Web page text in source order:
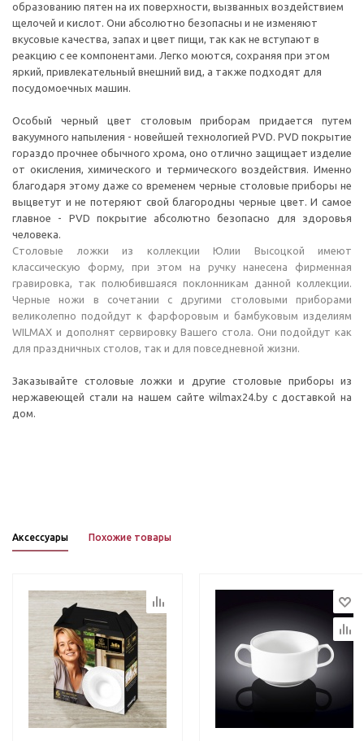
образованию пятен на их поверхности, вызванных воздействием
щелочей и кислот. Они абсолютно безопасны и не изменяют
вкусовые качества, запах и цвет пищи, так как не вступают в
реакцию с ее компонентами. Легко моются, сохраняя при этом
яркий, привлекательный внешний вид, а также подходят для
посудомоечных машин.
Особый черный цвет столовым приборам придается путем
вакуумного напыления - новейшей технологией PVD. PVD покрытие
гораздо прочнее обычного хрома, оно отлично защищает изделие
от окисления, химического и термического воздействия. Именно
благодаря этому даже со временем черные столовые приборы не
выцветут и не потеряют свой благородны черные цвет. И самое
главное - PVD покрытие абсолютно безопасно для здоровья
человека.
Столовые ложки из коллекции Юлии Высоцкой имеют
классическую форму, при этом на ручку нанесена фирменная
гравировка, так полюбившаяся поклонникам данной коллекции.
Черные ножи в сочетании с другими столовыми приборами
великолепно подойдут к фарфоровым и бамбуковым изделиям
WILMAX и дополнят сервировку Вашего стола. Они подойдут как
для праздничных столов, так и для повседневной жизни.
Заказывайте столовые ложки и другие столовые приборы из
нержавеющей стали на нашем сайте wilmax24.by с доставкой на
дом.
Аксессуары Похожие товары